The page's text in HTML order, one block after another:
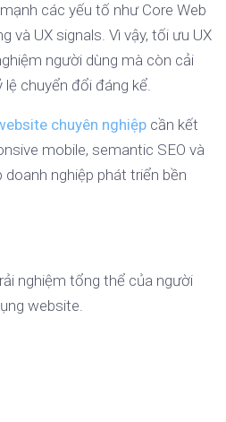
các yếu tố như Core Web
và UX signals. Vì vậy, tối ưu UX
người dùng mà còn cải
chuyển đổi đáng kể.
chuyên nghiệp cần kết
mobile, semantic SEO và
nghiệp phát triển bền
nghiệm tổng thể của người
website.